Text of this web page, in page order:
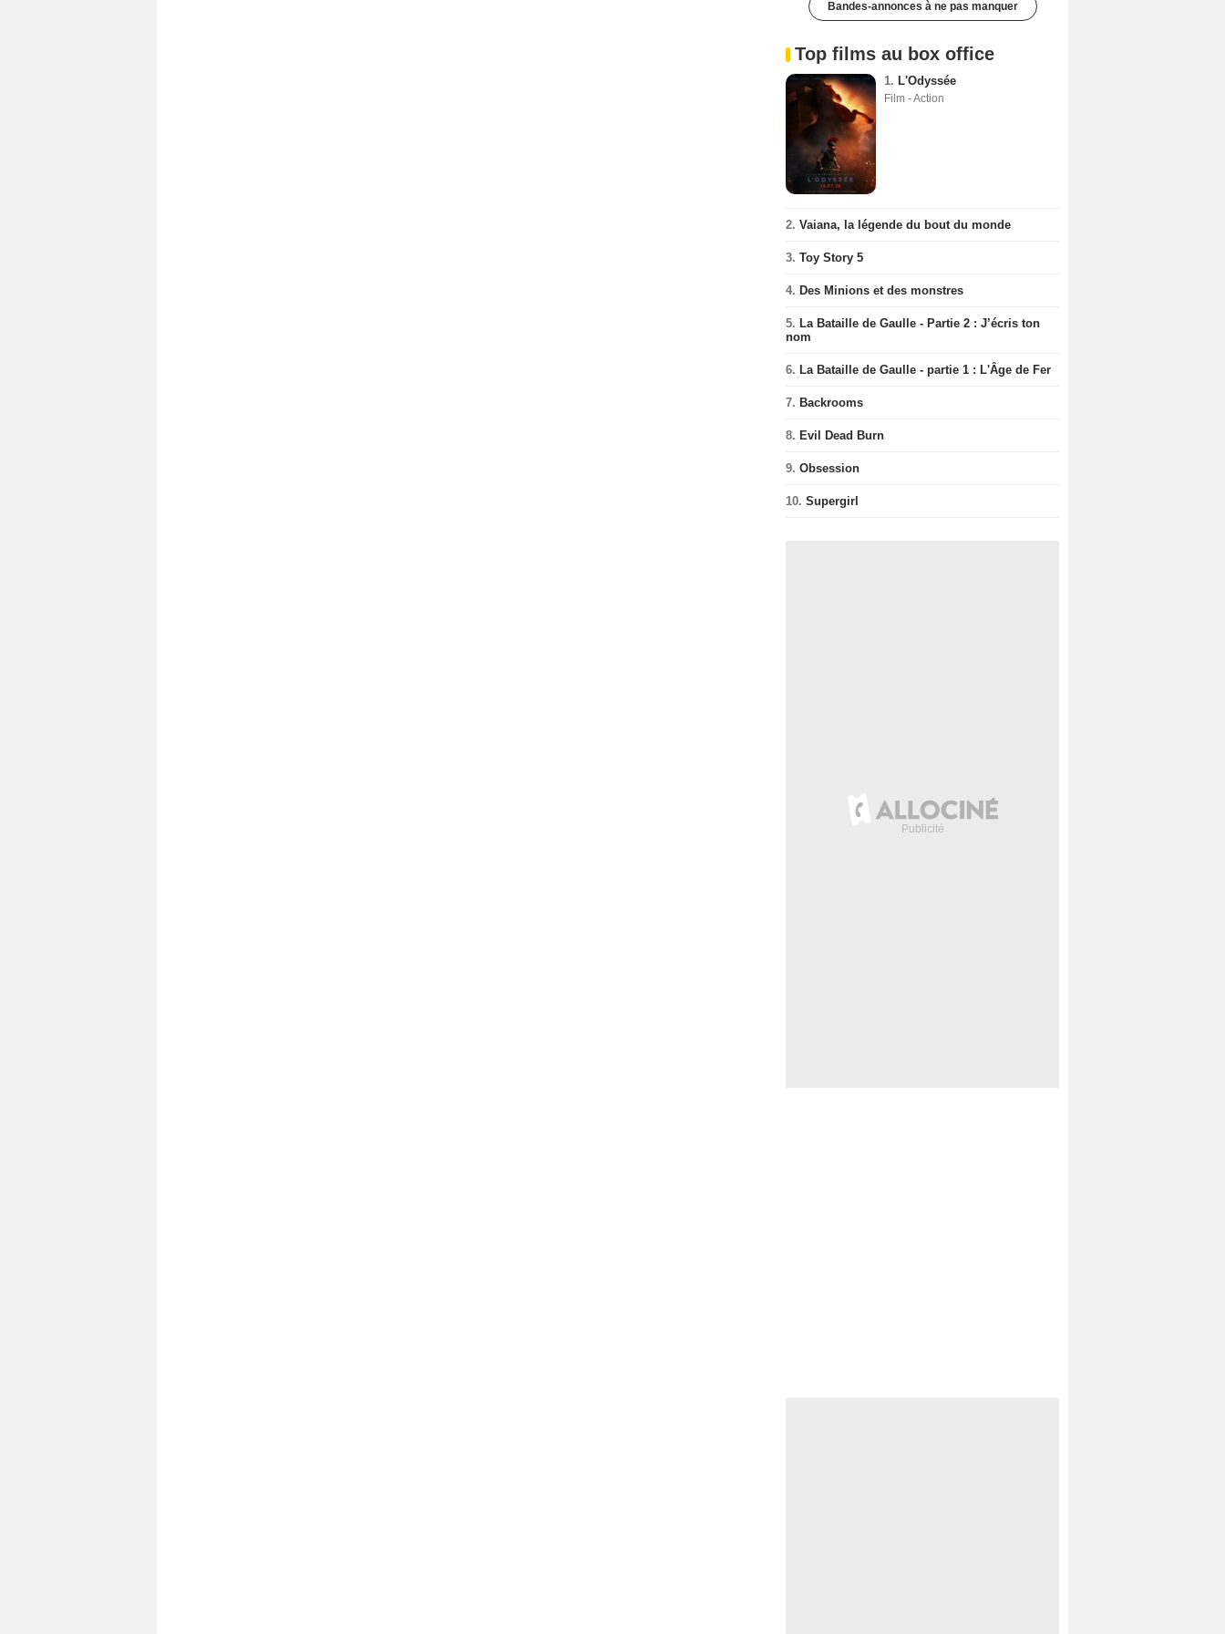
Bandes-annonces à ne pas manquer
Top films au box office
1. L'Odyssée
Film - Action
2. Vaiana, la légende du bout du monde
3. Toy Story 5
4. Des Minions et des monstres
5. La Bataille de Gaulle - Partie 2 : J’écris ton
nom
6. La Bataille de Gaulle - partie 1 : L'Âge de Fer
7. Backrooms
8. Evil Dead Burn
9. Obsession
10. Supergirl